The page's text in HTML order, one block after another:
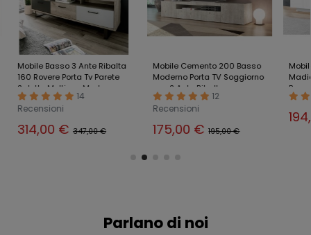
Mobile Basso 3 Ante Ribalta
160 Rovere Porta Tv Parete
Salotto Multiuso Moderno
14
Recensioni
314,00 € 347,00 €
Mobile Cemento 200 Basso
Moderno Porta TV Soggiorno
con 2 Ante Ribalta
12
Recensioni
175,00 €195,00 €
Parlano di noi